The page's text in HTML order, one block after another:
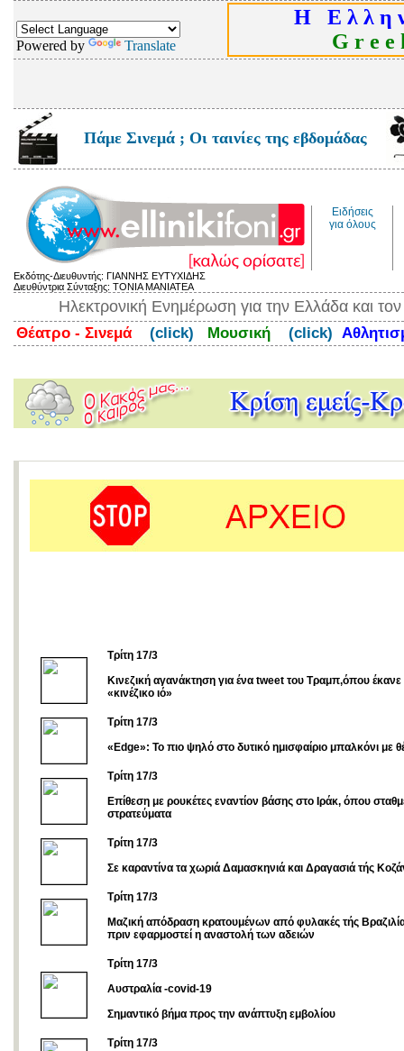
Powered by Translate
Η Ε λ λ η
G r e e
Πάμε Σινεμά ; Οι ταινίες της εβδομάδας
Ειδήσεις
για όλους
Εκδότης-Διευθυντής: ΓΙΑΝΝΗΣ ΕΥΤΥΧΙΔΗΣ
Διευθύντρια Σύνταξης: ΤΟΝΙΑ ΜΑΝΙΑΤΕΑ
Ηλεκτρονική Ενημέρωση για την Ελλάδα και
Θέατρο - Σινεμά (click) Μουσική (click)
Τρίτη 17/3
Κινεζική αγανάκτηση για ένα tweet του Τραμπ,όπου έκανε
«κινέζικο ιό»
Τρίτη 17/3
«Edge»: Το πιο ψηλό στο δυτικό ημισφαίριο μπαλκόνι με
Τρίτη 17/3
Eπίθεση με ρουκέτες εναντίον βάσης στο Ιράκ, όπου
στρατεύματα
Tρίτη 17/3
Σε καραντίνα τα χωριά Δαμασκηνιά και Δραγασιά τής
Τρίτη 17/3
Μαζική απόδραση κρατουμένων από φυλακές τής
πριν εφαρμοστεί η αναστολή των αδειών
Tρίτη 17/3
Αυστραλία -covid-19
Σημαντικό βήμα προς την ανάπτυξη εμβολίου
Τρίτη 17/3